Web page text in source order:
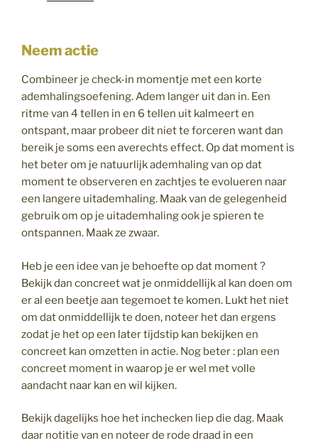
Neem actie
Combineer je check-in momentje met een korte
ademhalingsoefening. Adem langer uit dan in. Een
ritme van 4 tellen in en 6 tellen uit kalmeert en
ontspant, maar probeer dit niet te forceren want dan
bereik je soms een averechts effect. Op dat moment is
het beter om je natuurlijk ademhaling van op dat
moment te observeren en zachtjes te evolueren naar
een langere uitademhaling. Maak van de gelegenheid
gebruik om op je uitademhaling ook je spieren te
ontspannen. Maak ze zwaar.
Heb je een idee van je behoefte op dat moment ?
Bekijk dan concreet wat je onmiddellijk al kan doen om
er al een beetje aan tegemoet te komen. Lukt het niet
om dat onmiddellijk te doen, noteer het dan ergens
zodat je het op een later tijdstip kan bekijken en
concreet kan omzetten in actie. Nog beter : plan een
concreet moment in waarop je er wel met volle
aandacht naar kan en wil kijken.
Bekijk dagelijks hoe het inchecken liep die dag. Maak
daar notitie van en noteer de rode draad in een